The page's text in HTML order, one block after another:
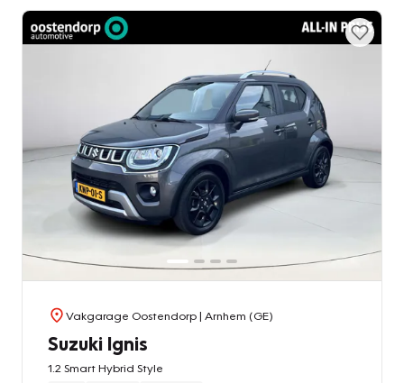
Vakgarage Oostendorp| Arnhem (GE)
Suzuki Ignis
1.2 Smart Hybrid Style